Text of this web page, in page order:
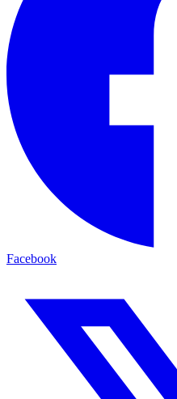
Facebook